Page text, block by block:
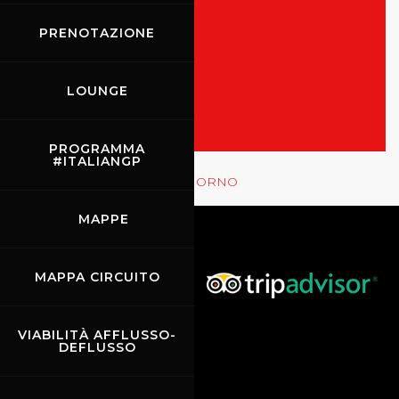
PRENOTAZIONE
LOUNGE
PROGRAMMA
#ITALIANGP
MAPPE
MAPPA CIRCUITO
VIABILITÀ AFFLUSSO-
DEFLUSSO
Rossocorsa
MOSTRA GLI EVENTI DEL GIORNO